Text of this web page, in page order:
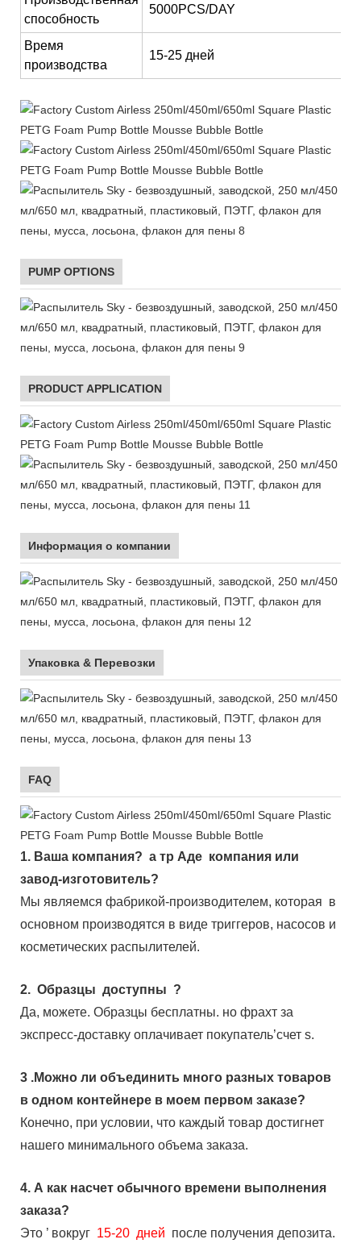
способность
5000PCS/DAY
Время
производства
15-25 дней
PUMP OPTIONS
PRODUCT APPLICATION
Информация о компании
Упаковка & Перевозки
FAQ
1. Ваша компания? а тр Аде компания или
завод-изготовитель?
Мы являемся фабрикой-производителем, которая в
основном производятся в виде триггеров, насосов и
косметических распылителей.
2. Образцы доступны ?
Да, можете. Образцы бесплатны. но фрахт за
экспресс-доставку оплачивает покупатель’счет s.
3 .Можно ли объединить много разных товаров
в одном контейнере в моем первом заказе?
Конечно, при условии, что каждый товар достигнет
нашего минимального объема заказа.
4. А как насчет обычного времени выполнения
заказа?
Это ’ вокруг 15-20 дней после получения депозита.